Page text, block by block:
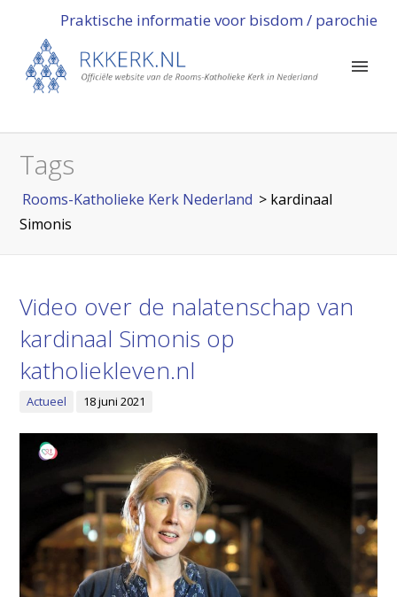
Praktische informatie voor bisdom / parochie
Tags
Rooms-Katholieke Kerk Nederland > kardinaal
Simonis
Video over de nalatenschap van
kardinaal Simonis op
katholiekleven.nl
Actueel 18 juni 2021